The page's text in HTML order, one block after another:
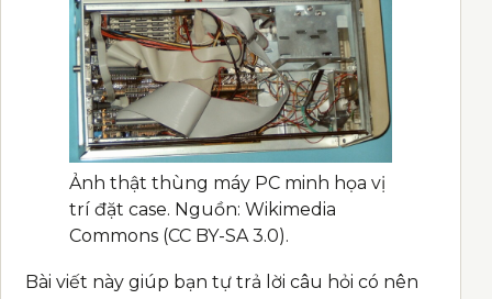
Ảnh thật thùng máy PC minh họa vị
trí đặt case. Nguồn: Wikimedia
Commons (CC BY-SA 3.0).
Bài viết này giúp bạn tự trả lời câu hỏi có nên